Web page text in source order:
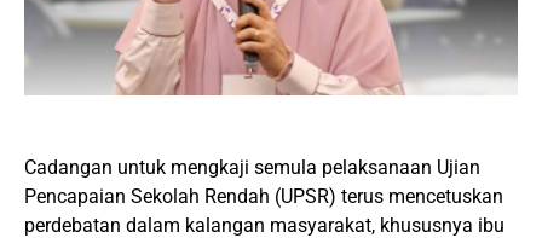
Cadangan untuk mengkaji semula pelaksanaan Ujian
Pencapaian Sekolah Rendah (UPSR) terus mencetuskan
perdebatan dalam kalangan masyarakat, khususnya ibu